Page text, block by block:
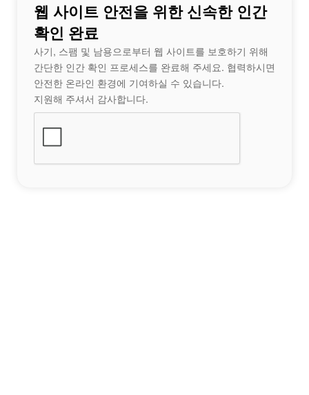
웹 사이트 안전을 위한 신속한 인간
확인 완료
사기, 스팸 및 남용으로부터 웹 사이트를 보호하기 위해
간단한 인간 확인 프로세스를 완료해 주세요. 협력하시면
안전한 온라인 환경에 기여하실 수 있습니다.
지원해 주셔서 감사합니다.